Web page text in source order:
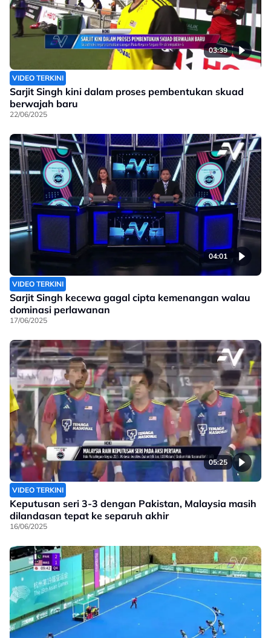
03:39
VIDEO TERKINI
Sarjit Singh kini dalam proses pembentukan skuad
berwajah baru
22/06/2025
04:01
VIDEO TERKINI
Sarjit Singh kecewa gagal cipta kemenangan walau
dominasi perlawanan
17/06/2025
05:25
VIDEO TERKINI
Keputusan seri 3-3 dengan Pakistan, Malaysia masih
dilandasan tepat ke separuh akhir
16/06/2025